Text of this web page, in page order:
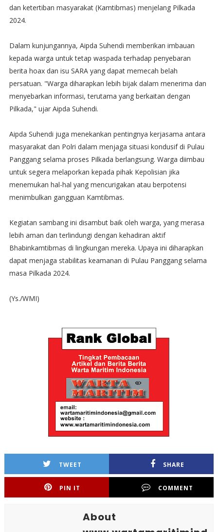
dan ketertiban masyarakat (Kamtibmas) menjelang Pilkada
2024.
Dalam kunjungannya, Aipda Suhendi memberikan imbauan
kepada warga untuk tetap waspada terhadap penyebaran
berita hoax dan isu SARA yang dapat memecah belah
persatuan. "Warga diharapkan lebih bijak dalam menerima dan
menyebarkan informasi, terutama yang berkaitan dengan
Pilkada," ujar Aipda Suhendi.
Aipda Suhendi juga menekankan pentingnya kerjasama antara
masyarakat dan Polri dalam menjaga situasi kondusif di Pulau
Panggang selama proses Pilkada berlangsung. Warga diimbau
untuk segera melaporkan kepada pihak Kepolisian jika
menemukan hal-hal yang mencurigakan atau berpotensi
menimbulkan gangguan Kamtibmas.
Kegiatan sambang ini disambut baik oleh warga, yang merasa
lebih aman dan terlindungi dengan kehadiran aktif
Bhabinkamtibmas di lingkungan mereka. Upaya ini diharapkan
dapat menjaga stabilitas keamanan di Pulau Panggang selama
masa Pilkada 2024.
(Ys./WMI)
TWEET SHARE
PIN IT COMMENT
About